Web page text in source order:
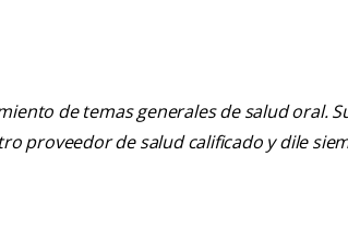
de temas generales de salud
proveedor de salud calificado y dile